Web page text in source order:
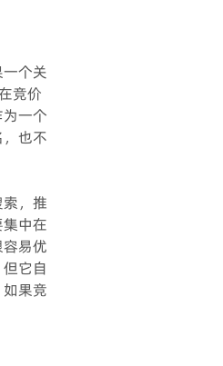
个关
竞价
一个
也不
，推
中在
易优
它自
果竞